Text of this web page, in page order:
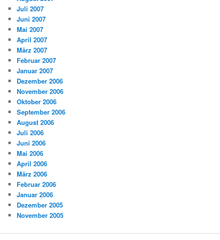
Juli 2007
Juni 2007
Mai 2007
April 2007
März 2007
Februar 2007
Januar 2007
Dezember 2006
November 2006
Oktober 2006
September 2006
August 2006
Juli 2006
Juni 2006
Mai 2006
April 2006
März 2006
Februar 2006
Januar 2006
Dezember 2005
November 2005